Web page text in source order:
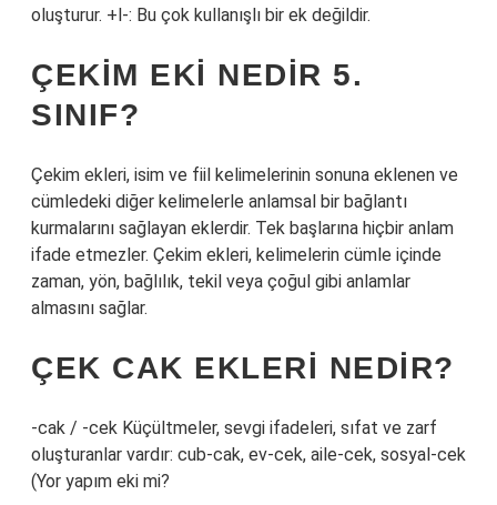
oluşturur. +l-: Bu çok kullanışlı bir ek değildir.
ÇEKIM EKI NEDIR 5.
SINIF?
Çekim ekleri, isim ve fiil kelimelerinin sonuna eklenen ve
cümledeki diğer kelimelerle anlamsal bir bağlantı
kurmalarını sağlayan eklerdir. Tek başlarına hiçbir anlam
ifade etmezler. Çekim ekleri, kelimelerin cümle içinde
zaman, yön, bağlılık, tekil veya çoğul gibi anlamlar
almasını sağlar.
ÇEK CAK EKLERI NEDIR?
-cak / -cek Küçültmeler, sevgi ifadeleri, sıfat ve zarf
oluşturanlar vardır: cub-cak, ev-cek, aile-cek, sosyal-cek
(Yor yapım eki mi?